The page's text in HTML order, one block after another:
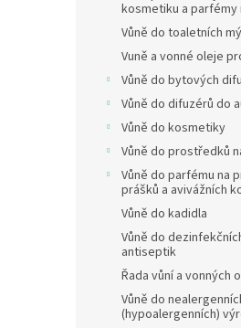
kosmetiku a parfémy
Vůně do toaletních
Vuně a vonné oleje
Vůně do bytových
Vůně do difuzérů do
Vůně do kosmetiky
Vůně do prostředků
Vůně do parfému na
prášků a avivážních
Vůně do kadidla
Vůně do
antiseptik
Řada vůní a vonných
Vůně do
(hypoalergenních)